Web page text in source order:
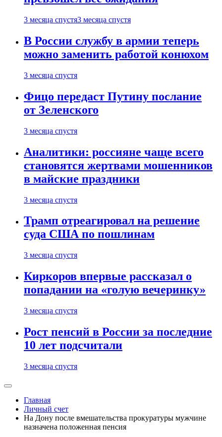
3 месяца спустя3 месяца спустя
В России службу в армии теперь
можно заменить работой конюхом
3 месяца спустя
Фицо передаст Путину послание
от Зеленского
3 месяца спустя
Аналитики: россияне чаще всего
становятся жертвами мошенников
в майские праздники
3 месяца спустя
Трамп отреагировал на решение
суда США по пошлинам
3 месяца спустя
Киркоров впервые рассказал о
попадании на «голую вечеринку»
3 месяца спустя
Рост пенсий в России за последние
10 лет подсчитали
3 месяца спустя
Главная
Личный счет
На Дону после вмешательства прокуратуры мужчине
назначена положенная пенсия